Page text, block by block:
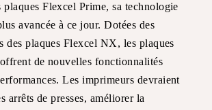
plaques Flexcel Prime, sa technologie
avancée à ce jour. Dotées des
des plaques Flexcel NX, les plaques
de nouvelles fonctionnalités
Les imprimeurs devraient
arrêts de presses, améliorer la